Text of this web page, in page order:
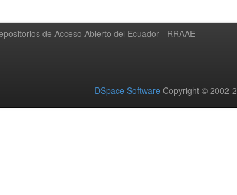
de Acceso Abierto del Ecuador - RRAAE
DSpace Software Copyright © 2002-